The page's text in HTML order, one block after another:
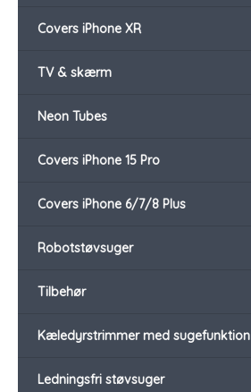
Covers iPhone XR
TV & skærm
Neon Tubes
Covers iPhone 15 Pro
Covers iPhone 6/7/8 Plus
Robotstøvsuger
Tilbehør
Kæledyrstrimmer med sugefunktion
Ledningsfri støvsuger